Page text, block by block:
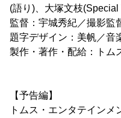
(語り)、大塚文枝(Special
監督：宇城秀紀／撮影監
題字デザイン：美帆／音
製作・著作・配給：トム
【予告編】
トムス・エンタテイン